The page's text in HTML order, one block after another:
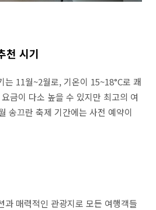
천 시기
는 11월~2월로, 기온이 15~18°C로 쾌
금이 다소 높을 수 있지만 최고의 여
송끄란 축제 기간에는 사전 예약이
과 매력적인 관광지로 모든 여행객들